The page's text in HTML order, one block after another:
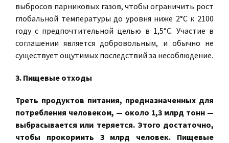
выбросов парниковых газов, чтобы ограничить рост
глобальной температуры до уровня ниже 2°C к 2100
году с предпочтительной целью в 1,5°C. Участие в
соглашении является добровольным, и обычно не
существует ощутимых последствий за несоблюдение.
3. Пищевые отходы
Треть продуктов питания, предназначенных для
потребления человеком, — около 1,3 млрд тонн —
выбрасывается или теряется. Этого достаточно,
чтобы прокормить 3 млрд человек. Пищевые